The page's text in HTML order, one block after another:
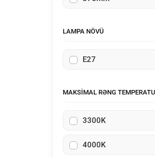
LAMPA NÖVÜ
E27
MAKSIMAL RƏNG
3300K
4000K